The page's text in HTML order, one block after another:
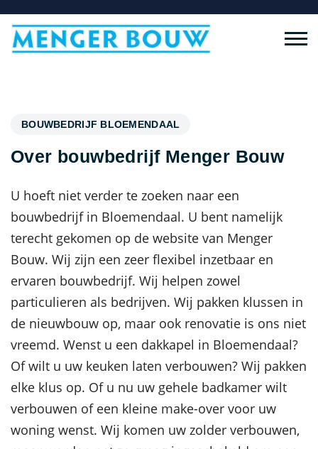
BOUWBEDRIJF BLOEMENDAAL
Over bouwbedrijf Menger Bouw
U hoeft niet verder te zoeken naar een
bouwbedrijf in Bloemendaal. U bent namelijk
terecht gekomen op de website van Menger
Bouw. Wij zijn een zeer flexibel inzetbaar en
ervaren bouwbedrijf. Wij helpen zowel
particulieren als bedrijven. Wij pakken klussen in
de nieuwbouw op, maar ook renovatie is ons niet
vreemd. Wenst u een dakkapel in Bloemendaal?
Of wilt u uw keuken laten verbouwen? Wij pakken
elke klus op. Of u nu uw gehele badkamer wilt
verbouwen of een kleine make-over voor uw
woning wenst. Wij komen uw zolder verbouwen,